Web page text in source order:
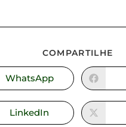
COMPARTILHE
WhatsApp
LinkedIn